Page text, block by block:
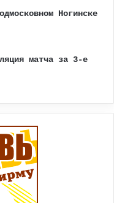
Ногинске
матча за 3-е